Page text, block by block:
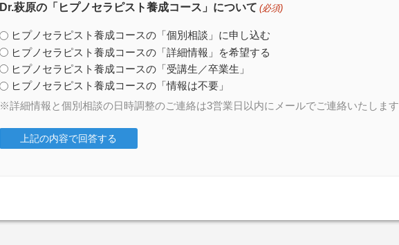
Dr.萩原の「ヒプノセラピスト養成コース」について (必須)
ヒプノセラピスト養成コースの「個別相談」に申し込む
ヒプノセラピスト養成コースの「詳細情報」を希望する
ヒプノセラピスト養成コースの「受講生／卒業生」
ヒプノセラピスト養成コースの「情報は不要」
※詳細情報と個別相談の日時調整のご連絡は3営業日以内にメールでご連絡いたします